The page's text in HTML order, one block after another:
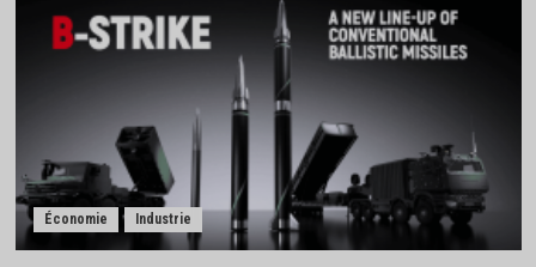
Économie Industrie